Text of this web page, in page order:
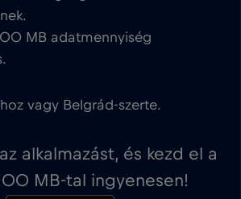
MB adatmennyiség
vagy Belgrád-szerte.
alkalmazást, és kezd el a
MB-tal ingyenesen!